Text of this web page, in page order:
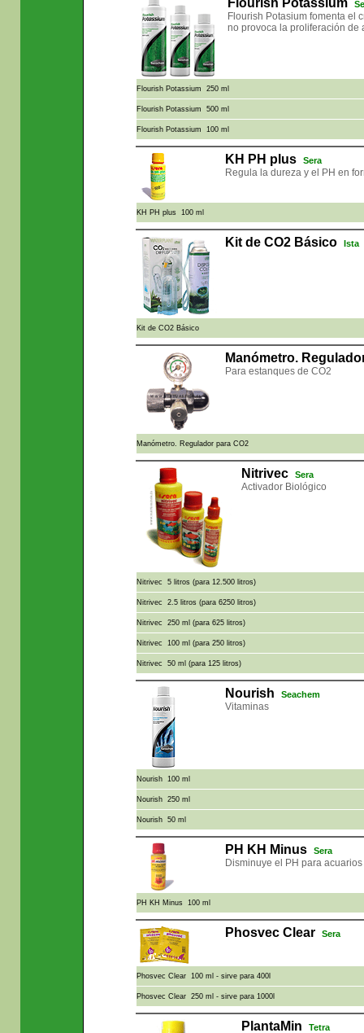
Flourish Potassium
Flourish Potasium fomenta el
no provoca la proliferación de
Flourish Potassium 250 ml
Flourish Potassium 500 ml
Flourish Potassium 100 ml
KH PH plus Sera
Regula la dureza y el PH en
KH PH plus 100 ml
Kit de CO2 Básico Ista
Kit de CO2 Básico
Manómetro.
Para estanques de CO2
Manómetro. Regulador para CO2
Nitrivec Sera
Activador Biológico
Nitrivec 5 litros (para 12.500 litros)
Nitrivec 2.5 litros (para 6250 litros)
Nitrivec 250 ml (para 625 litros)
Nitrivec 100 ml (para 250 litros)
Nitrivec 50 ml (para 125 litros)
Nourish Seachem
Vitaminas
Nourish 100 ml
Nourish 250 ml
Nourish 50 ml
PH KH Minus Sera
Disminuye el PH para
PH KH Minus 100 ml
Phosvec Clear Sera
Phosvec Clear 100 ml - sirve para 400l
Phosvec Clear 250 ml - sirve para 1000l
PlantaMin Tetra